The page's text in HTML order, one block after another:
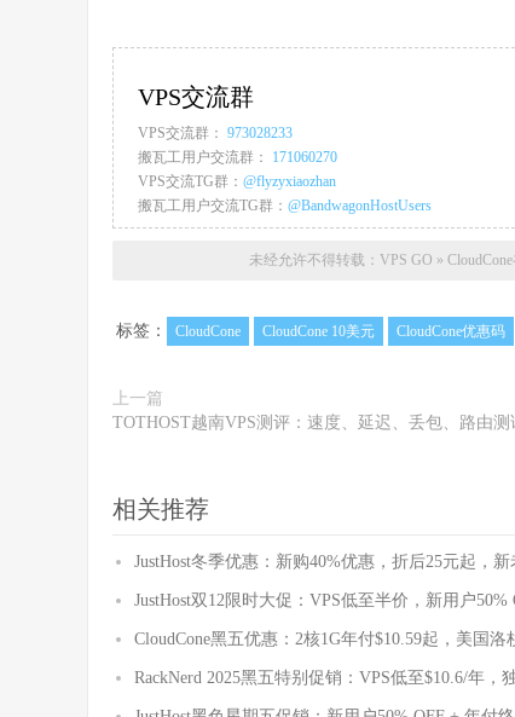
VPS交流群
VPS交流群： 973028233
搬瓦工用户交流群： 171060270
VPS交流TG群： @flyzyxiaozhan
搬瓦工用户交流TG群： @BandwagonHostUsers
未经允许不得转载： VPS GO »
标签： CloudCone CloudCone 10美元 CloudCone优惠码
上一篇
TOTHOST越南VPS测评：速度、延迟、丢包、路由测
相关推荐
JustHost冬季优惠：新购40%优惠，折后25元起，
JustHost双12限时大促：VPS低至半价，新用户
CloudCone黑五优惠：2核1G年付$10.59起，美国
RackNerd 2025黑五特别促销：VPS低至$10.6/年